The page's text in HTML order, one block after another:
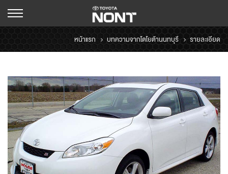
หน้าแรก บทความจากโตโยต้านนทบุรี รายละเอียด